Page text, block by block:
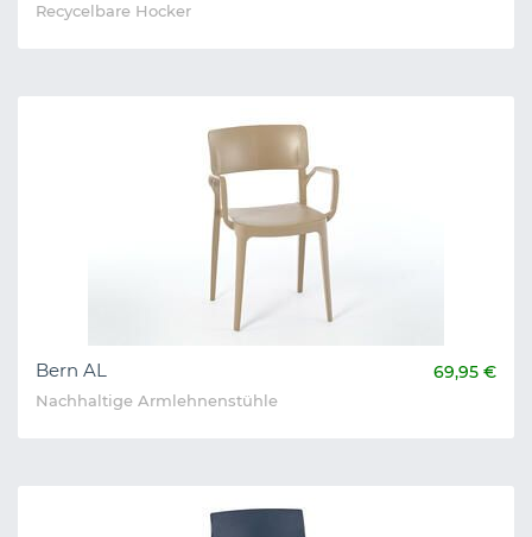
Recycelbare Hocker
Bern AL 69,95 €
Nachhaltige Armlehnenstühle